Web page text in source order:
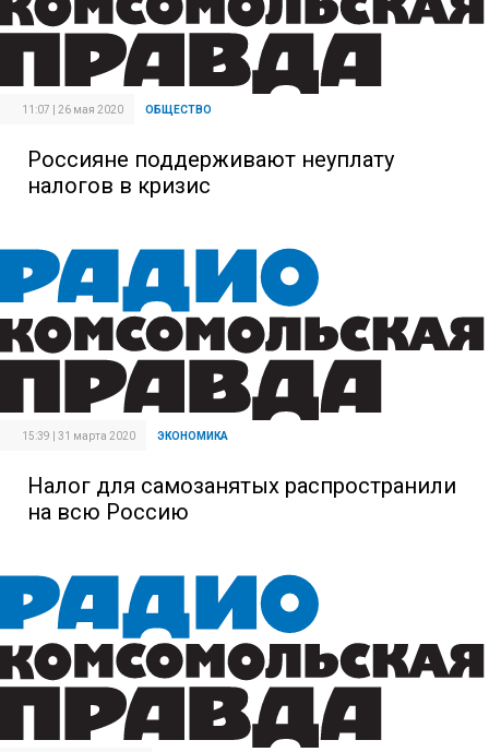
11:07 | 26 мая 2020 ОБЩЕСТВО
Россияне поддерживают неуплату
налогов в кризис
15:39 | 31 марта 2020 ЭКОНОМИКА
Налог для самозанятых распространили
на всю Россию